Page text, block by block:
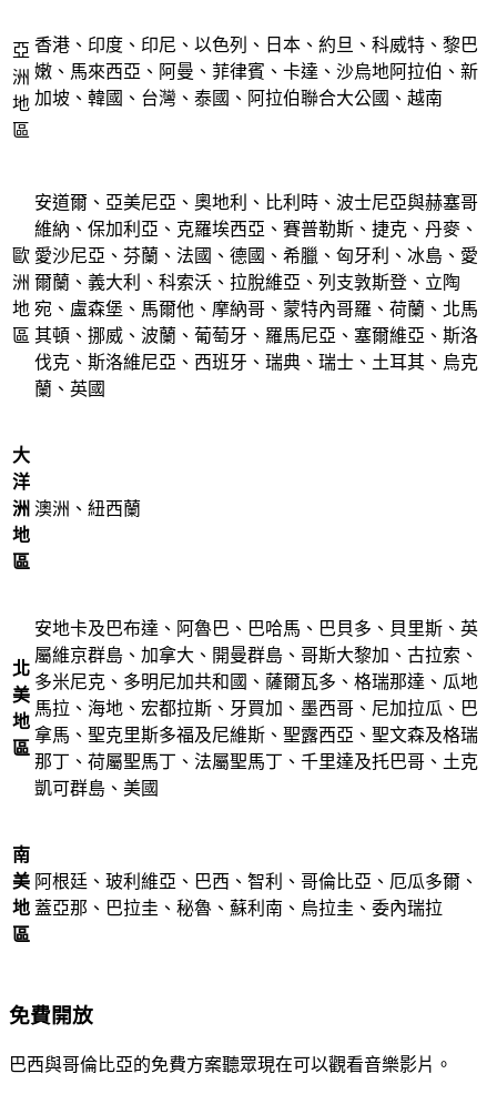
亞
洲
地
區
香港、印度、印尼、以色列、日本、約旦、科威特、黎巴
嫩、馬來西亞、阿曼、菲律賓、卡達、沙烏地阿拉伯、新
加坡、韓國、台灣、泰國、阿拉伯聯合大公國、越南
歐
洲
地
區
安道爾、亞美尼亞、奧地利、比利時、波士尼亞與赫塞哥
維納、保加利亞、克羅埃西亞、賽普勒斯、捷克、丹麥、
愛沙尼亞、芬蘭、法國、德國、希臘、匈牙利、冰島、愛
爾蘭、義大利、科索沃、拉脫維亞、列支敦斯登、立陶
宛、盧森堡、馬爾他、摩納哥、蒙特內哥羅、荷蘭、北馬
其頓、挪威、波蘭、葡萄牙、羅馬尼亞、塞爾維亞、斯洛
伐克、斯洛維尼亞、西班牙、瑞典、瑞士、土耳其、烏克
蘭、英國
大
洋
洲
地
區
澳洲、紐西蘭
北
美
地
區
安地卡及巴布達、阿魯巴、巴哈馬、巴貝多、貝里斯、英
屬維京群島、加拿大、開曼群島、哥斯大黎加、古拉索、
多米尼克、多明尼加共和國、薩爾瓦多、格瑞那達、瓜地
馬拉、海地、宏都拉斯、牙買加、墨西哥、尼加拉瓜、巴
拿馬、聖克里斯多福及尼維斯、聖露西亞、聖文森及格瑞
那丁、荷屬聖馬丁、法屬聖馬丁、千里達及托巴哥、土克
凱可群島、美國
南
美
地
區
阿根廷、玻利維亞、巴西、智利、哥倫比亞、厄瓜多爾、
蓋亞那、巴拉圭、秘魯、蘇利南、烏拉圭、委內瑞拉
免費開放
巴西與哥倫比亞的免費方案聽眾現在可以觀看音樂影片。